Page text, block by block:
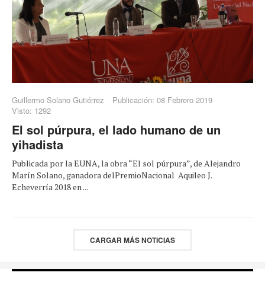
Guillermo Solano Gutiérrez
Publicación: 08 Febrero 2019
Visto: 1292
El sol púrpura, el lado humano de un
yihadista
Publicada por la EUNA, la obra “El sol púrpura”, de Alejandro
Marín Solano, ganadora delPremioNacional Aquileo J.
Echeverría 2018 en ...
CARGAR MÁS NOTICIAS